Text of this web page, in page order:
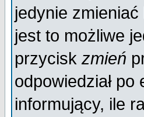
jedynie
jest to możliwe
przycisk zmień
odpowiedział
informujący, ile